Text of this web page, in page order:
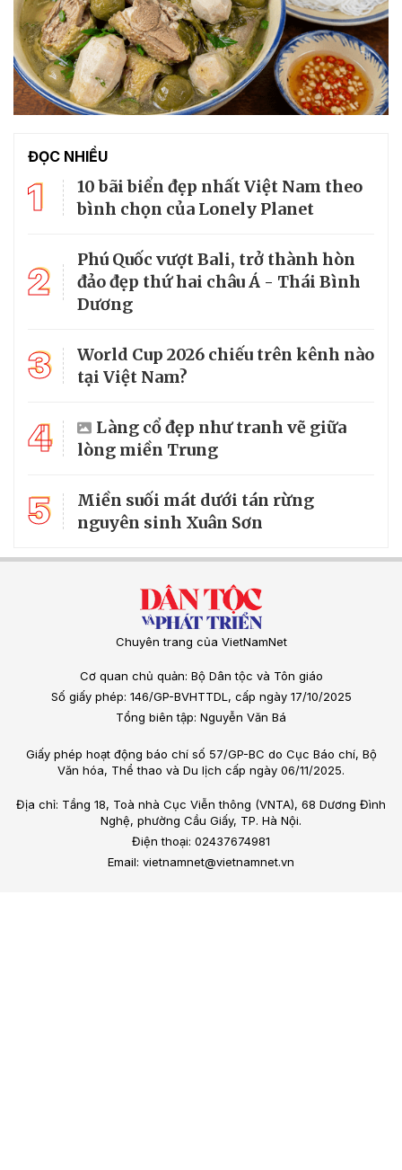
ĐỌC NHIỀU
1
10 bãi biển đẹp nhất Việt Nam theo
bình chọn của Lonely Planet
2
Phú Quốc vượt Bali, trở thành hòn
đảo đẹp thứ hai châu Á - Thái Bình
Dương
3
World Cup 2026 chiếu trên kênh nào
tại Việt Nam?
4
Làng cổ đẹp như tranh vẽ giữa
lòng miền Trung
5
Miền suối mát dưới tán rừng
nguyên sinh Xuân Sơn
Chuyên trang của VietNamNet
Cơ quan chủ quản: Bộ Dân tộc và Tôn giáo
Số giấy phép: 146/GP-BVHTTDL, cấp ngày 17/10/2025
Tổng biên tập: Nguyễn Văn Bá
Giấy phép hoạt động báo chí số 57/GP-BC do Cục Báo chí, Bộ
Văn hóa, Thể thao và Du lịch cấp ngày 06/11/2025.
Địa chỉ: Tầng 18, Toà nhà Cục Viễn thông (VNTA), 68 Dương Đình
Nghệ, phường Cầu Giấy, TP. Hà Nội.
Điện thoại: 02437674981
Email: vietnamnet@vietnamnet.vn